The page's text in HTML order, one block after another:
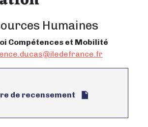
Humaines
Compétences et Mobilité
de recensement